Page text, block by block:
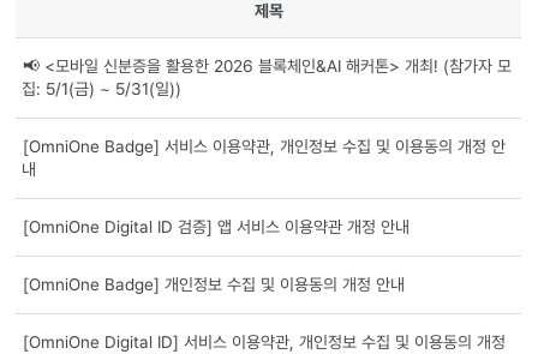
제목
📢 <모바일 신분증을 활용한 2026 블록체인&AI 해커톤> 개최! (참가자 모
집: 5/1(금) ~ 5/31(일))
[OmniOne Badge] 서비스 이용약관, 개인정보 수집 및 이용동의 개정 안
내
[OmniOne Digital ID 검증] 앱 서비스 이용약관 개정 안내
[OmniOne Badge] 개인정보 수집 및 이용동의 개정 안내
[OmniOne Digital ID] 서비스 이용약관, 개인정보 수집 및 이용동의 개정